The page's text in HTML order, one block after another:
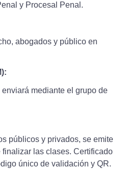
y Procesal Penal.
abogados y público en
mediante el grupo de
públicos y privados, se emite
las clases. Certificado
único de validación y QR.